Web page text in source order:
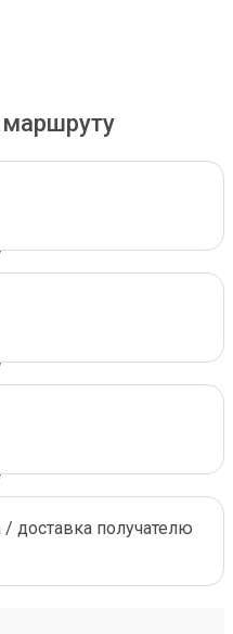
маршруту
доставка получателю